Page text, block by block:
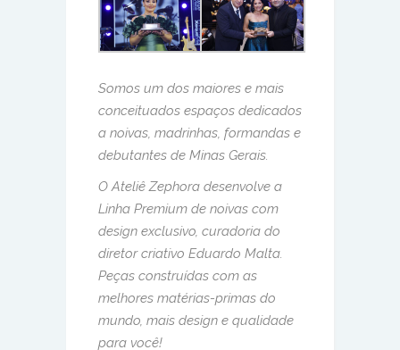
Somos um dos maiores e mais
conceituados espaços dedicados
a noivas, madrinhas, formandas e
debutantes de Minas Gerais.
O Ateliê Zephora desenvolve a
Linha Premium de noivas com
design exclusivo, curadoria do
diretor criativo Eduardo Malta.
Peças construídas com as
melhores matérias-primas do
mundo, mais design e qualidade
para você!